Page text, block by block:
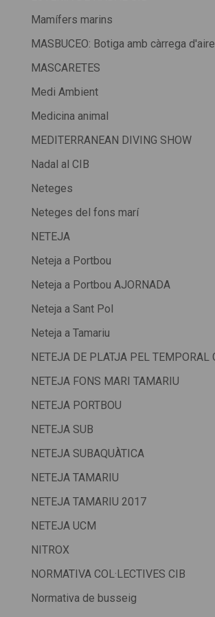
Mamífers marins
MASBUCEO: Botiga amb càrrega
MASCARETES
Medi Ambient
Medicina animal
MEDITERRANEAN DIVING SHOW
Nadal al CIB
Neteges
Neteges del fons marí
NETEJA
Neteja a Portbou
Neteja a Portbou AJORNADA
Neteja a Sant Pol
Neteja a Tamariu
NETEJA DE PLATJA PEL TEMPORAL
NETEJA FONS MARI TAMARIU
NETEJA PORTBOU
NETEJA SUB
NETEJA SUBAQUÀTICA
NETEJA TAMARIU
NETEJA TAMARIU 2017
NETEJA UCM
NITROX
NORMATIVA COL·LECTIVES CIB
Normativa de busseig